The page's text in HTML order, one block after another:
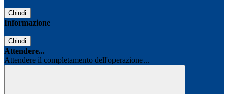
Chiudi
Informazione
Chiudi
Attendere...
Attendere il completamento dell'operazione...